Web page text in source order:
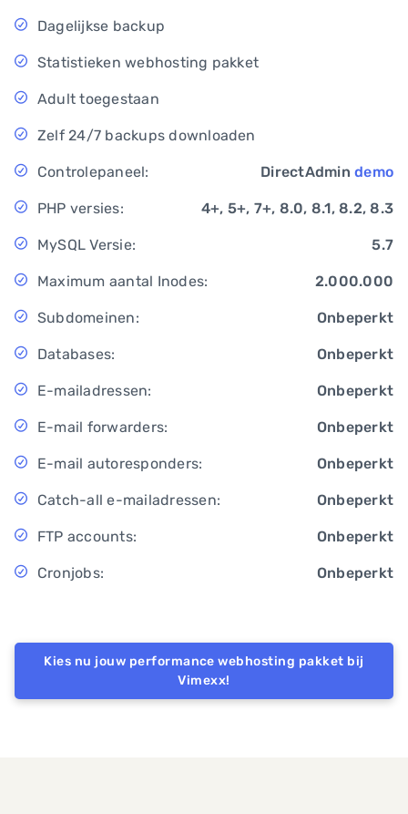
Dagelijkse backup
Statistieken webhosting pakket
Adult toegestaan
Zelf 24/7 backups downloaden
Controlepaneel: DirectAdmindemo
PHP versies: 4+, 5+, 7+, 8.0, 8.1, 8.2, 8.3
MySQL Versie: 5.7
Maximum aantal Inodes: 2.000.000
Subdomeinen: Onbeperkt
Databases: Onbeperkt
E-mailadressen: Onbeperkt
E-mail forwarders: Onbeperkt
E-mail autoresponders: Onbeperkt
Catch-all e-mailadressen: Onbeperkt
FTP accounts: Onbeperkt
Cronjobs: Onbeperkt
Kies nu jouw performance webhosting pakket bij
Vimexx!